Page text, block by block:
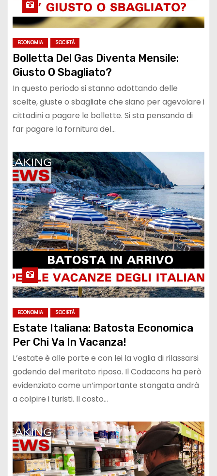
ECONOMIA SOCIETÀ
Bolletta Del Gas Diventa Mensile:
Giusto O Sbagliato?
In questo periodo si stanno adottando delle
scelte, giuste o sbagliate che siano per agevolare i
cittadini a pagare le bollette. Si sta pensando di
far pagare la fornitura del…
ECONOMIA SOCIETÀ
Estate Italiana: Batosta Economica
Per Chi Va In Vacanza!
L’estate è alle porte e con lei la voglia di rilassarsi
godendo del meritato riposo. Il Codacons ha però
evidenziato come un’importante stangata andrà
a colpire i turisti. Il costo…